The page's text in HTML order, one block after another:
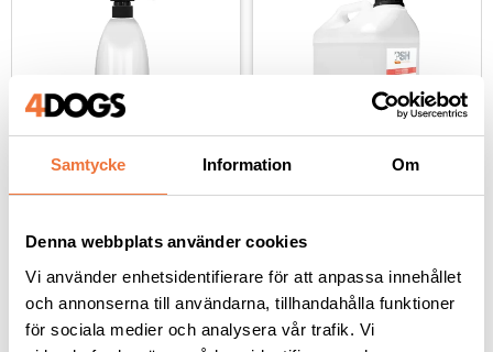
Samtycke Information Om
Denna webbplats använder cookies
Vi använder enhetsidentifierare för att anpassa innehållet
och annonserna till användarna, tillhandahålla funktioner
för sociala medier och analysera vår trafik. Vi
Total White schampo -
För vita pälsar
349kr
Total White schampo -
För vita pälsar
999kr